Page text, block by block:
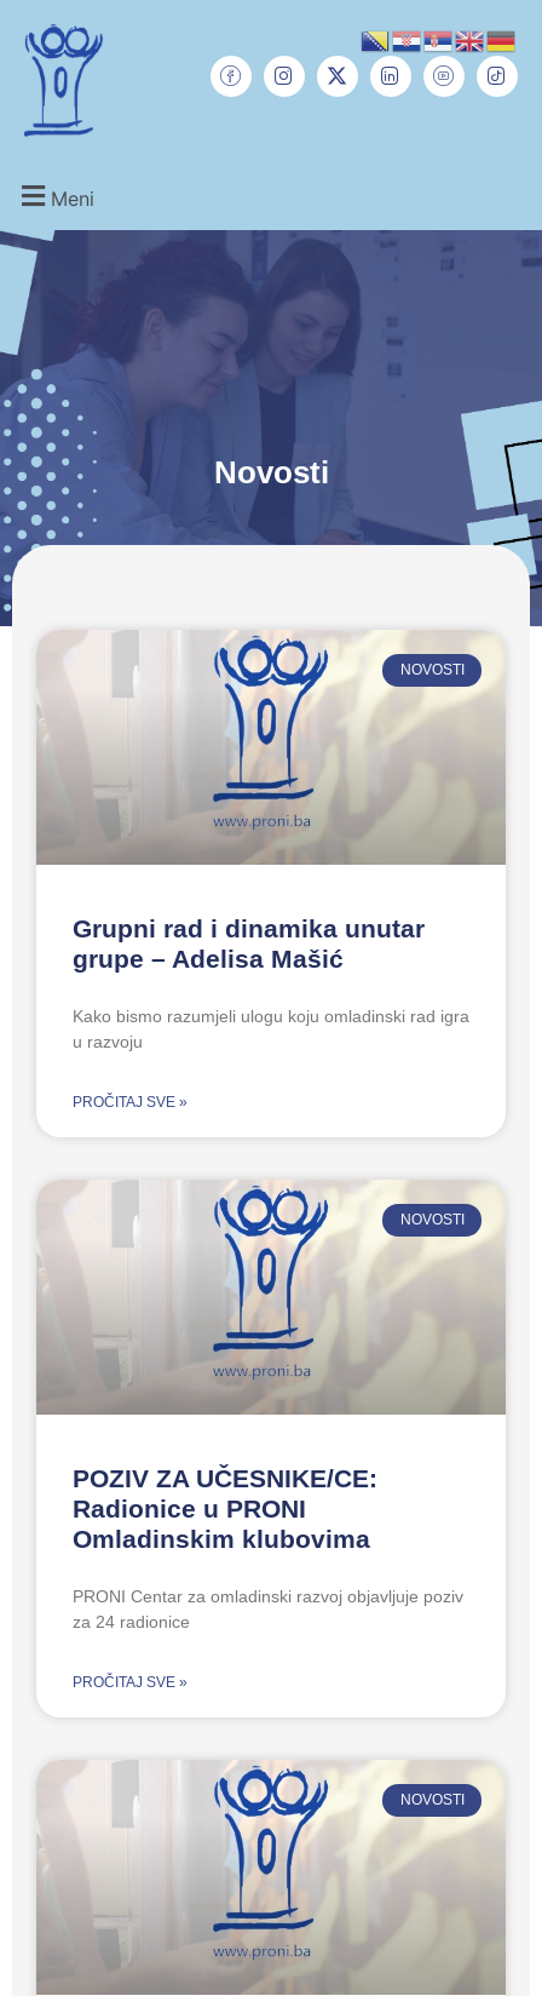
Meni
Novosti
NOVOSTI
Grupni rad i dinamika unutar
grupe – Adelisa Mašić
Kako bismo razumjeli ulogu koju omladinski rad igra
u razvoju
PROČITAJ SVE »
NOVOSTI
POZIV ZA UČESNIKE/CE:
Radionice u PRONI
Omladinskim klubovima
PRONI Centar za omladinski razvoj objavljuje poziv
za 24 radionice
PROČITAJ SVE »
NOVOSTI